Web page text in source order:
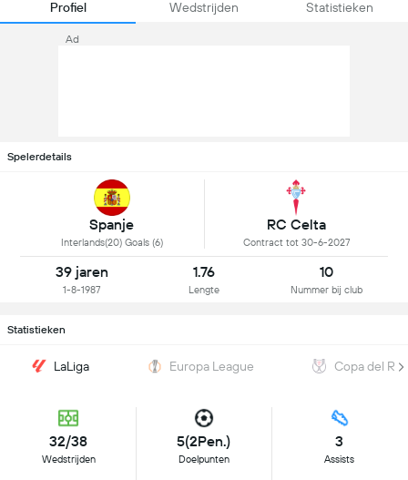
Profiel Wedstrijden Statistieken
Ad
Spelerdetails
Spanje
Interlands(20) Goals (6)
RC Celta
Contract tot 30-6-2027
39 jaren
1-8-1987
1.76
Lengte
10
Nummer bij club
Statistieken
LaLiga Europa League Copa del Rey
32/38
Wedstrijden
5(2Pen.)
Doelpunten
3
Assists